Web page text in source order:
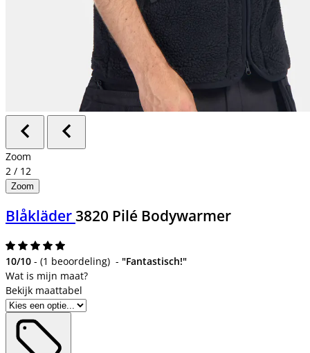
Zoom
2 / 12
Zoom
Blåkläder3820 Pilé Bodywarmer
10/10 - (1 beoordeling) - "Fantastisch!"
Bekijk maattabel